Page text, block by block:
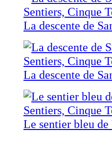
La descente de
La descente de
Le sentier bleu